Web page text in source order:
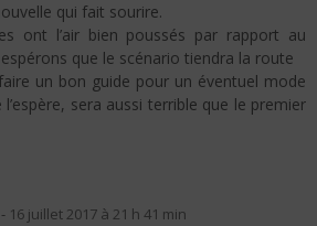
qui fait sourire.
ont l’air bien poussés par rapport au
que le scénario tiendra la route
un bon guide pour un éventuel mode
sera aussi terrible que le premier
- 16 juillet 2017 à 21 h 41 min